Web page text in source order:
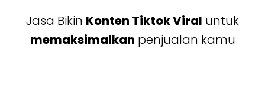
Jasa Bikin Konten Tiktok Viral untuk
memaksimalkan penjualan kamu